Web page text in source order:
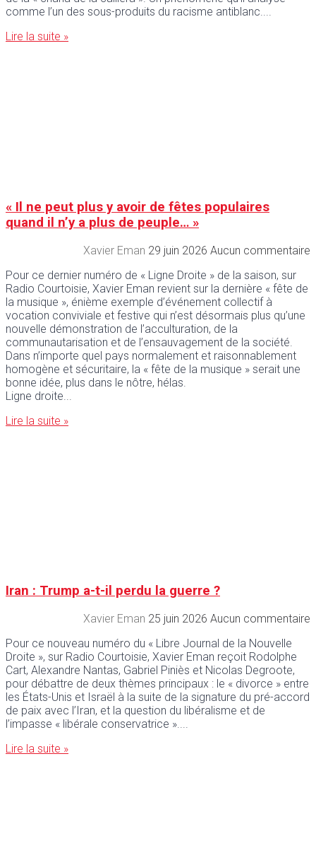
comme l’un des sous-produits du racisme antiblanc.
Lire la suite »
« Il ne peut plus y avoir de fêtes populaires
quand il n’y a plus de peuple… »
Xavier Eman 29 juin 2026 Aucun commentaire
Pour ce dernier numéro de « Ligne Droite » de la saison, sur
Radio Courtoisie, Xavier Eman revient sur la dernière « fête de
la musique », énième exemple d’événement collectif à
vocation conviviale et festive qui n’est désormais plus qu’une
nouvelle démonstration de l’acculturation, de la
communautarisation et de l’ensauvagement de la société.
Dans n’importe quel pays normalement et raisonnablement
homogène et sécuritaire, la « fête de la musique » serait une
bonne idée, plus dans le nôtre, hélas.
Ligne droite
Lire la suite »
Iran : Trump a-t-il perdu la guerre ?
Xavier Eman 25 juin 2026 Aucun commentaire
Pour ce nouveau numéro du « Libre Journal de la Nouvelle
Droite », sur Radio Courtoisie, Xavier Eman reçoit Rodolphe
Cart, Alexandre Nantas, Gabriel Piniès et Nicolas Degroote,
pour débattre de deux thèmes principaux : le « divorce » entre
les États-Unis et Israël à la suite de la signature du pré-accord
de paix avec l’Iran, et la question du libéralisme et de
l’impasse « libérale conservatrice ».
Lire la suite »